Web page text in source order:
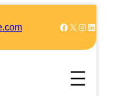
Facebook X Instagram LinkedIn